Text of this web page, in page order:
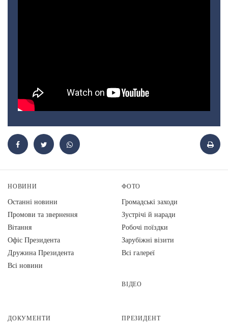
НОВИНИ
Останні новини
Промови та звернення
Вiтання
Офіс Президента
Дружина Президента
Всі новини
ФОТО
Громадські заходи
Зустрічі й наради
Робочі поїздки
Зарубіжні візити
Всі галереї
ВІДЕО
ДОКУМЕНТИ ПРЕЗИДЕНТ